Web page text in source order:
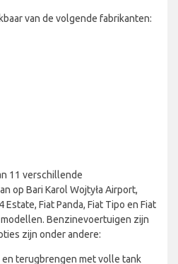
van de volgende fabrikanten:
11 verschillende
op Bari Karol Wojtyła Airport,
Estate, Fiat Panda, Fiat Tipo en Fiat
Benzinevoertuigen zijn
zijn onder andere:
terugbrengen met volle tank